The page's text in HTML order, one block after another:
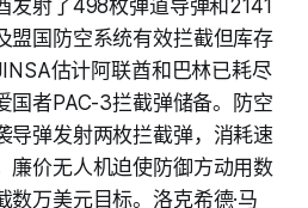
发射了498枚弹道导弹和2141
盟国防空系统有效拦截但库存
估计阿联酋和巴林已耗尽
国者PAC-3拦截弹储备。防空
导弹发射两枚拦截弹，消耗速
廉价无人机迫使防御方动用数
数万美元目标。洛克希德·马